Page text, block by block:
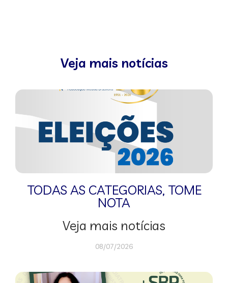
Veja mais notícias
TODAS AS CATEGORIAS, TOME
NOTA
Veja mais notícias
08/07/2026